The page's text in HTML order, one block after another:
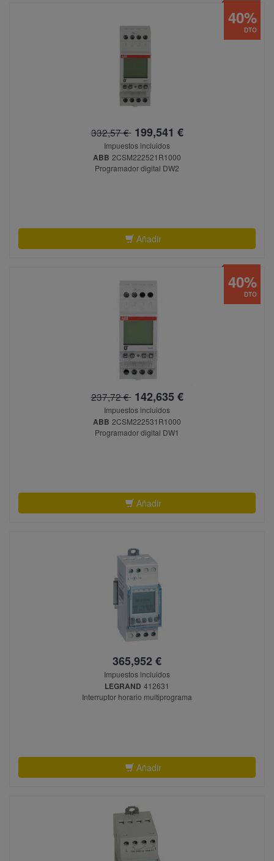
332,57 €199,541 €
Impuestos incluidos
ABB 2CSM222521R1000
Programador digital DW2
Añadir
DTO
40%
237,72 €142,635 €
Impuestos incluidos
ABB 2CSM222531R1000
Programador digital DW1
Añadir
DTO
40%
365,952 €
Impuestos incluidos
LEGRAND 412631
Interruptor horario multiprograma
Añadir